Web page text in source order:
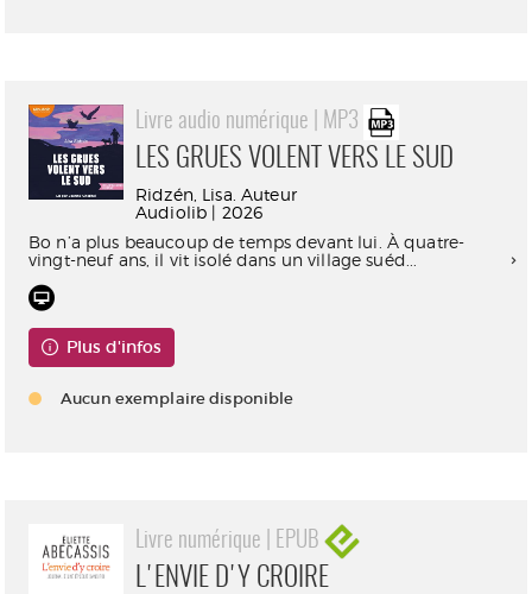
Livre audio numérique | MP3
LES GRUES VOLENT VERS LE SUD
Ridzén, Lisa. Auteur
Audiolib | 2026
Bo n’a plus beaucoup de temps devant lui. À quatre-
vingt-neuf ans, il vit isolé dans un village suéd...
Plus d'infos
Aucun exemplaire disponible
Livre numérique | EPUB
L'ENVIE D'Y CROIRE